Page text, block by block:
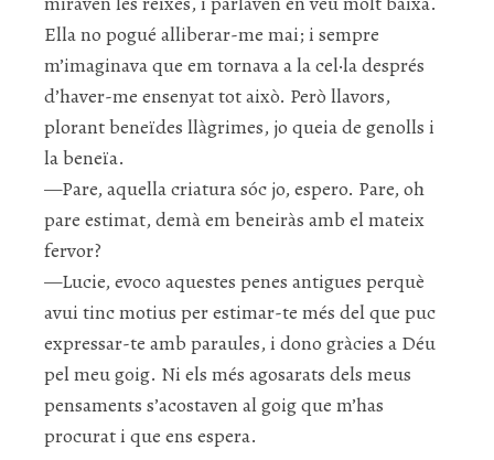
Ella no pogué alliberar-me mai; i sempre
m’imaginava que em tornava a la cel·la després
d’haver-me ensenyat tot això. Però llavors,
plorant beneïdes llàgrimes, jo queia de genolls i
la beneïa.
—Pare, aquella criatura sóc jo, espero. Pare, oh
pare estimat, demà em beneiràs amb el mateix
fervor?
—Lucie, evoco aquestes penes antigues perquè
avui tinc motius per estimar-te més del que puc
expressar-te amb paraules, i dono gràcies a Déu
pel meu goig. Ni els més agosarats dels meus
pensaments s’acostaven al goig que m’has
procurat i que ens espera.